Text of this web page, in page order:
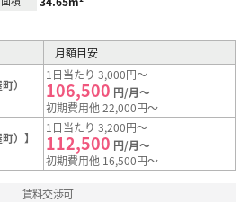
月額目安
）
1日当たり 3,000円～
106,500 円/月～
初期費用他 22,000円～
）】
1日当たり 3,200円～
112,500 円/月～
初期費用他 16,500円～
賃料交渉可